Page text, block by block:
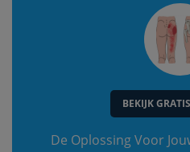
BEKIJK
De Oplossing Voor